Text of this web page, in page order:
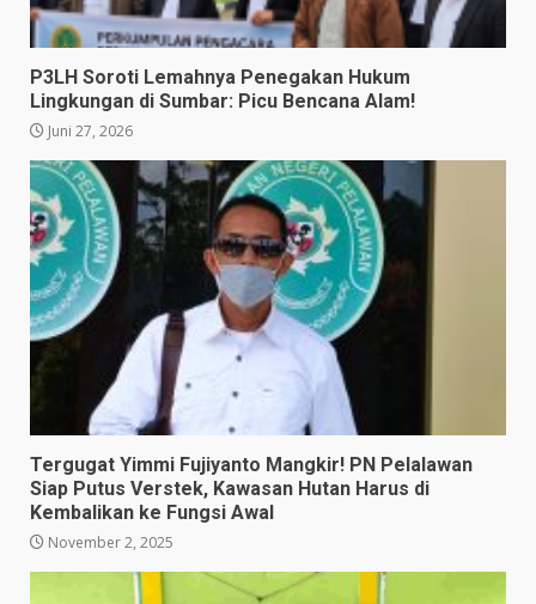
P3LH Soroti Lemahnya Penegakan Hukum
Lingkungan di Sumbar: Picu Bencana Alam!
Juni 27, 2026
Tergugat Yimmi Fujiyanto Mangkir! PN Pelalawan
Siap Putus Verstek, Kawasan Hutan Harus di
Kembalikan ke Fungsi Awal
November 2, 2025